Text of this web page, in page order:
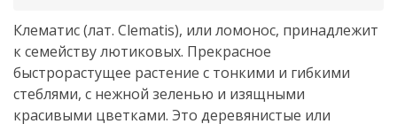
Клематис (лат. Clematis), или ломонос, принадлежит
к семейству лютиковых. Прекрасное
быстрорастущее растение с тонкими и гибкими
стеблями, с нежной зеленью и изящными
красивыми цветками. Это деревянистые или